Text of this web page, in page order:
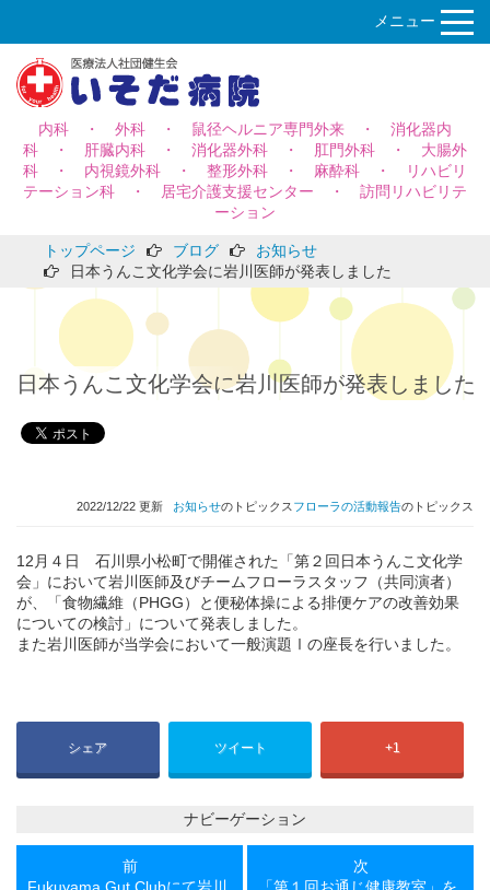
メニュー
内科 ・ 外科 ・ 鼠径ヘルニア専門外来 ・ 消化器内
科 ・ 肝臓内科 ・ 消化器外科 ・ 肛門外科 ・ 大腸外
科 ・ 内視鏡外科 ・ 整形外科 ・ 麻酔科 ・ リハビリ
テーション科 ・ 居宅介護支援センター ・ 訪問リハビリテ
ーション
トップページ ブログ
お知らせ
日本うんこ文化学会に岩川医師が発表しました
日本うんこ文化学会に岩川医師が発表しました
2022/12/22 更新 お知らせのトピックス フローラの活動報告のトピックス
12月４日 石川県小松町で開催された「第２回日本うんこ文化学
会」において岩川医師及びチームフローラスタッフ（共同演者）
が、「食物繊維（PHGG）と便秘体操による排便ケアの改善効果
についての検討」について発表しました。
また岩川医師が当学会において一般演題Ⅰの座長を行いました。
シェア ツイート +1
ナビーゲーション
前
次